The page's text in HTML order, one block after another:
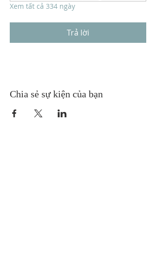
Xem tất cả 334 ngày
Trả lời
Chia sẻ sự kiện của bạn